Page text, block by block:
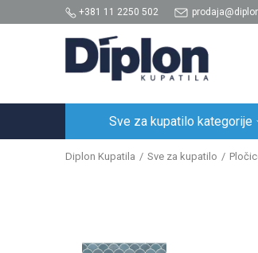
+381 11 2250 502
Sve za kupatilo kategorije
Diplon Kupatila Sve za kupatilo